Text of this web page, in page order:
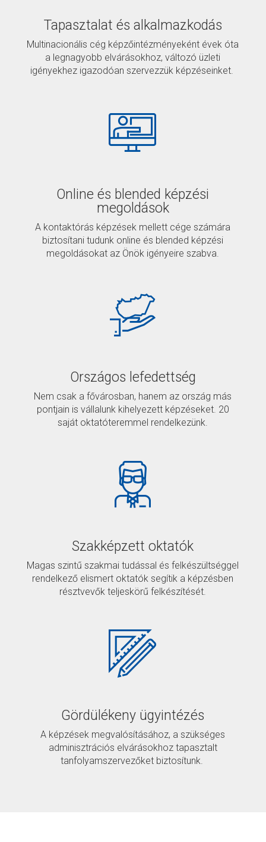
Tapasztalat és alkalmazkodás
Multinacionális cég képzőintézményeként évek óta
a legnagyobb elvárásokhoz, változó üzleti
igényekhez igazodóan szervezzük képzéseinket.
Online és blended képzési
megoldások
A kontaktórás képzések mellett cége számára
biztosítani tudunk online és blended képzési
megoldásokat az Önök igényeire szabva.
Országos lefedettség
Nem csak a fővárosban, hanem az ország más
pontjain is vállalunk kihelyezett képzéseket. 20
saját oktatóteremmel rendelkezünk.
Szakképzett oktatók
Magas szintű szakmai tudással és felkészültséggel
rendelkező elismert oktatók segítik a képzésben
résztvevők teljeskörű felkészítését.
Gördülékeny ügyintézés
A képzések megvalósításához, a szükséges
adminisztrációs elvárásokhoz tapasztalt
tanfolyamszervezőket biztosítunk.